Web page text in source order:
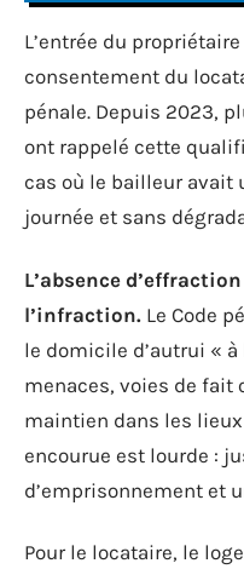
L’entrée du
consentement du
pénale. Depuis 2023,
ont rappelé cette
cas où le bailleur avait
journée et sans
L’absence
l’infraction. Le Code
le domicile d’autrui «
menaces, voies de fait
maintien dans les
encourue est lourde :
d’emprisonnement et
Pour le locataire, le